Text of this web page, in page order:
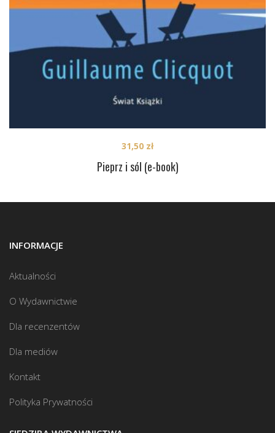
Pieprz i sól (e-book)
31,50 zł
INFORMACJE
Aktualności
O Wydawnictwie
Dla recenzentów
Dla mediów
Kontakt
Polityka Prywatności